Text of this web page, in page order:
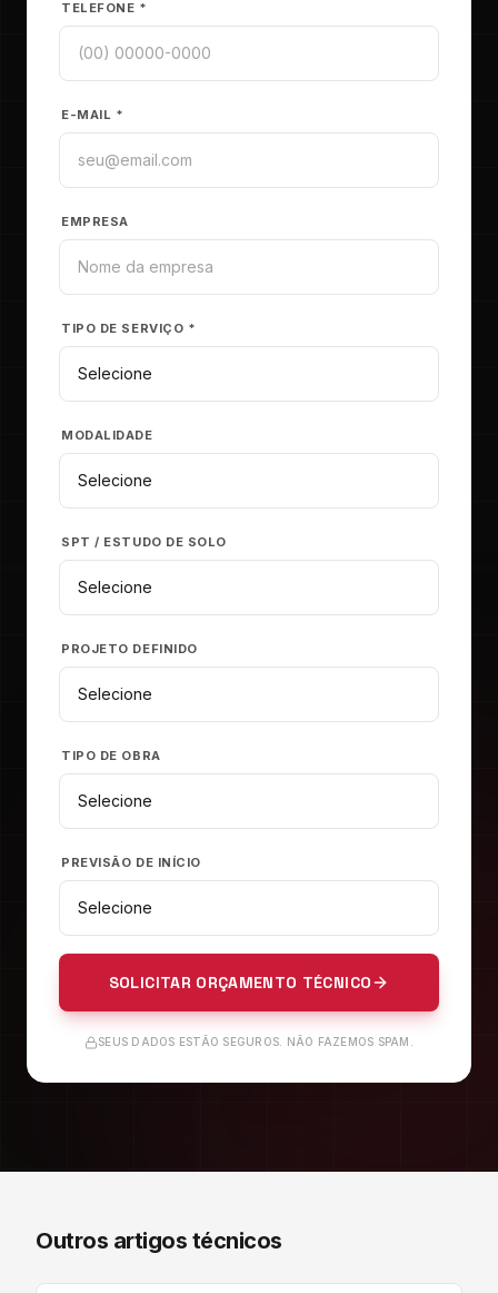
TELEFONE *
E-MAIL *
EMPRESA
TIPO DE SERVIÇO *
MODALIDADE
SPT / ESTUDO DE SOLO
PROJETO DEFINIDO
TIPO DE OBRA
PREVISÃO DE INÍCIO
SOLICITAR ORÇAMENTO TÉCNICO
SEUS DADOS ESTÃO SEGUROS. NÃO FAZEMOS SPAM.
Outros artigos técnicos